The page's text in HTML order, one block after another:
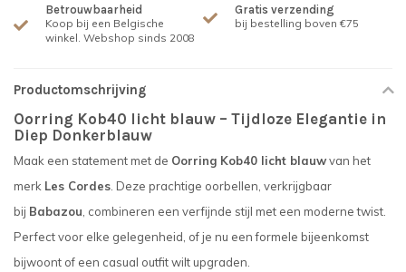
Betrouwbaarheid
Koop bij een Belgische
winkel. Webshop sinds 2008
Gratis verzending
bij bestelling boven €75
Productomschrijving
Oorring Kob40 licht blauw – Tijdloze Elegantie in
Diep Donkerblauw
Maak een statement met de Oorring Kob40 licht blauwvan het
merk Les Cordes . Deze prachtige oorbellen, verkrijgbaar
bij Babazou , combineren een verfijnde stijl met een moderne twist.
Perfect voor elke gelegenheid, of je nu een formele bijeenkomst
bijwoont of een casual outfit wilt upgraden.